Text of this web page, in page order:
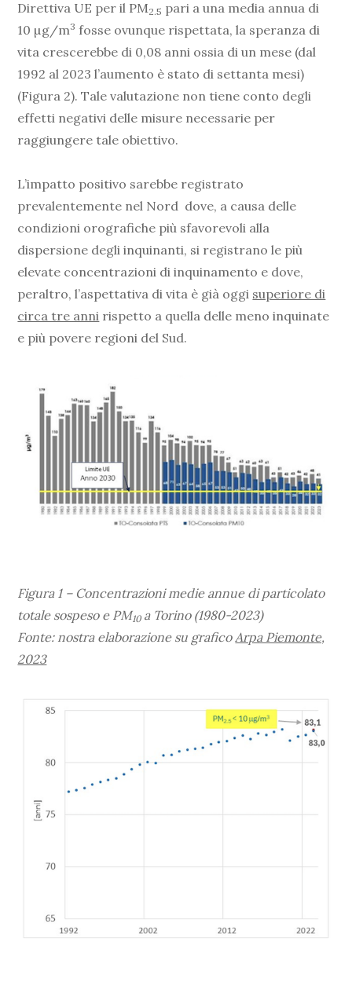
Direttiva UE per il PM2.5 pari a una media annua di
10 µg/m3 fosse ovunque rispettata, la speranza di
vita crescerebbe di 0,08 anni ossia di un mese (dal
1992 al 2023 l’aumento è stato di settanta mesi)
(Figura 2). Tale valutazione non tiene conto degli
effetti negativi delle misure necessarie per
raggiungere tale obiettivo.
L’impatto positivo sarebbe registrato
prevalentemente nel Nord dove, a causa delle
condizioni orografiche più sfavorevoli alla
dispersione degli inquinanti, si registrano le più
elevate concentrazioni di inquinamento e dove,
peraltro, l’aspettativa di vita è già oggi superiore di
circa tre anni rispetto a quella delle meno inquinate
e più povere regioni del Sud.
Figura 1 – Concentrazioni medie annue di particolato
totale sospeso e PM10a Torino (1980-2023)
Fonte: nostra elaborazione su grafico Arpa Piemonte,
2023